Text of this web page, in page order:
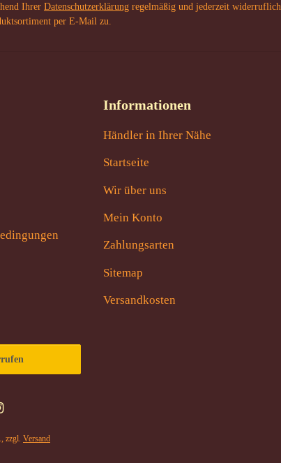
Ihrer Datenschutzerklärung regelmäßig und jederzeit widerruflich
per E-Mail zu.
Informationen
Händler in Ihrer Nähe
Startseite
Wir über uns
Mein Konto
Zahlungsarten
Sitemap
Versandkosten
zzgl. Versand